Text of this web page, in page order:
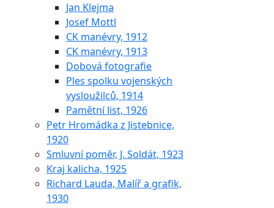
Jan Klejma
Josef Mottl
CK manévry, 1912
CK manévry, 1913
Dobová fotografie
Ples spolku vojenských
vysloužilců, 1914
Pamětní list, 1926
Petr Hromádka z Jistebnice,
1920
Smluvní poměr, J. Soldát, 1923
Kraj kalicha, 1925
Richard Lauda, Malíř a grafik,
1930